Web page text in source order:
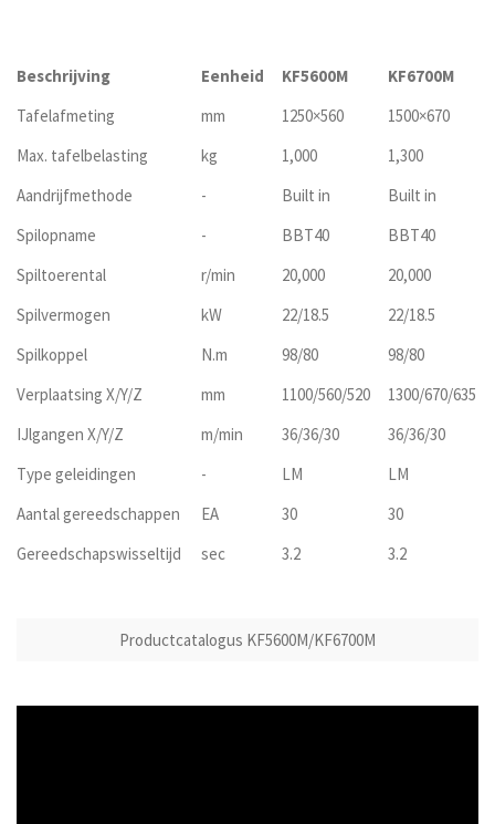
Beschrijving Eenheid KF5600M
KF6700M
Tafelafmeting
mm 1250×560
1500×670
Max. tafelbelasting
kg 1,000
1,300
Aandrijfmethode
- Built in
Built in
Spilopname
- BBT40
BBT40
Spiltoerental
r/min 20,000
20,000
Spilvermogen
kW 22/18.5
22/18.5
Spilkoppel
N.m 98/80
98/80
Verplaatsing X/Y/Z
mm 1100/560/520
1300/670/635
IJlgangen X/Y/Z
m/min 36/36/30
36/36/30
Type geleidingen
- LM
LM
Aantal gereedschappen
EA 30
30
Gereedschapswisseltijd
sec 3.2 3.2
Productcatalogus KF5600M/KF6700M